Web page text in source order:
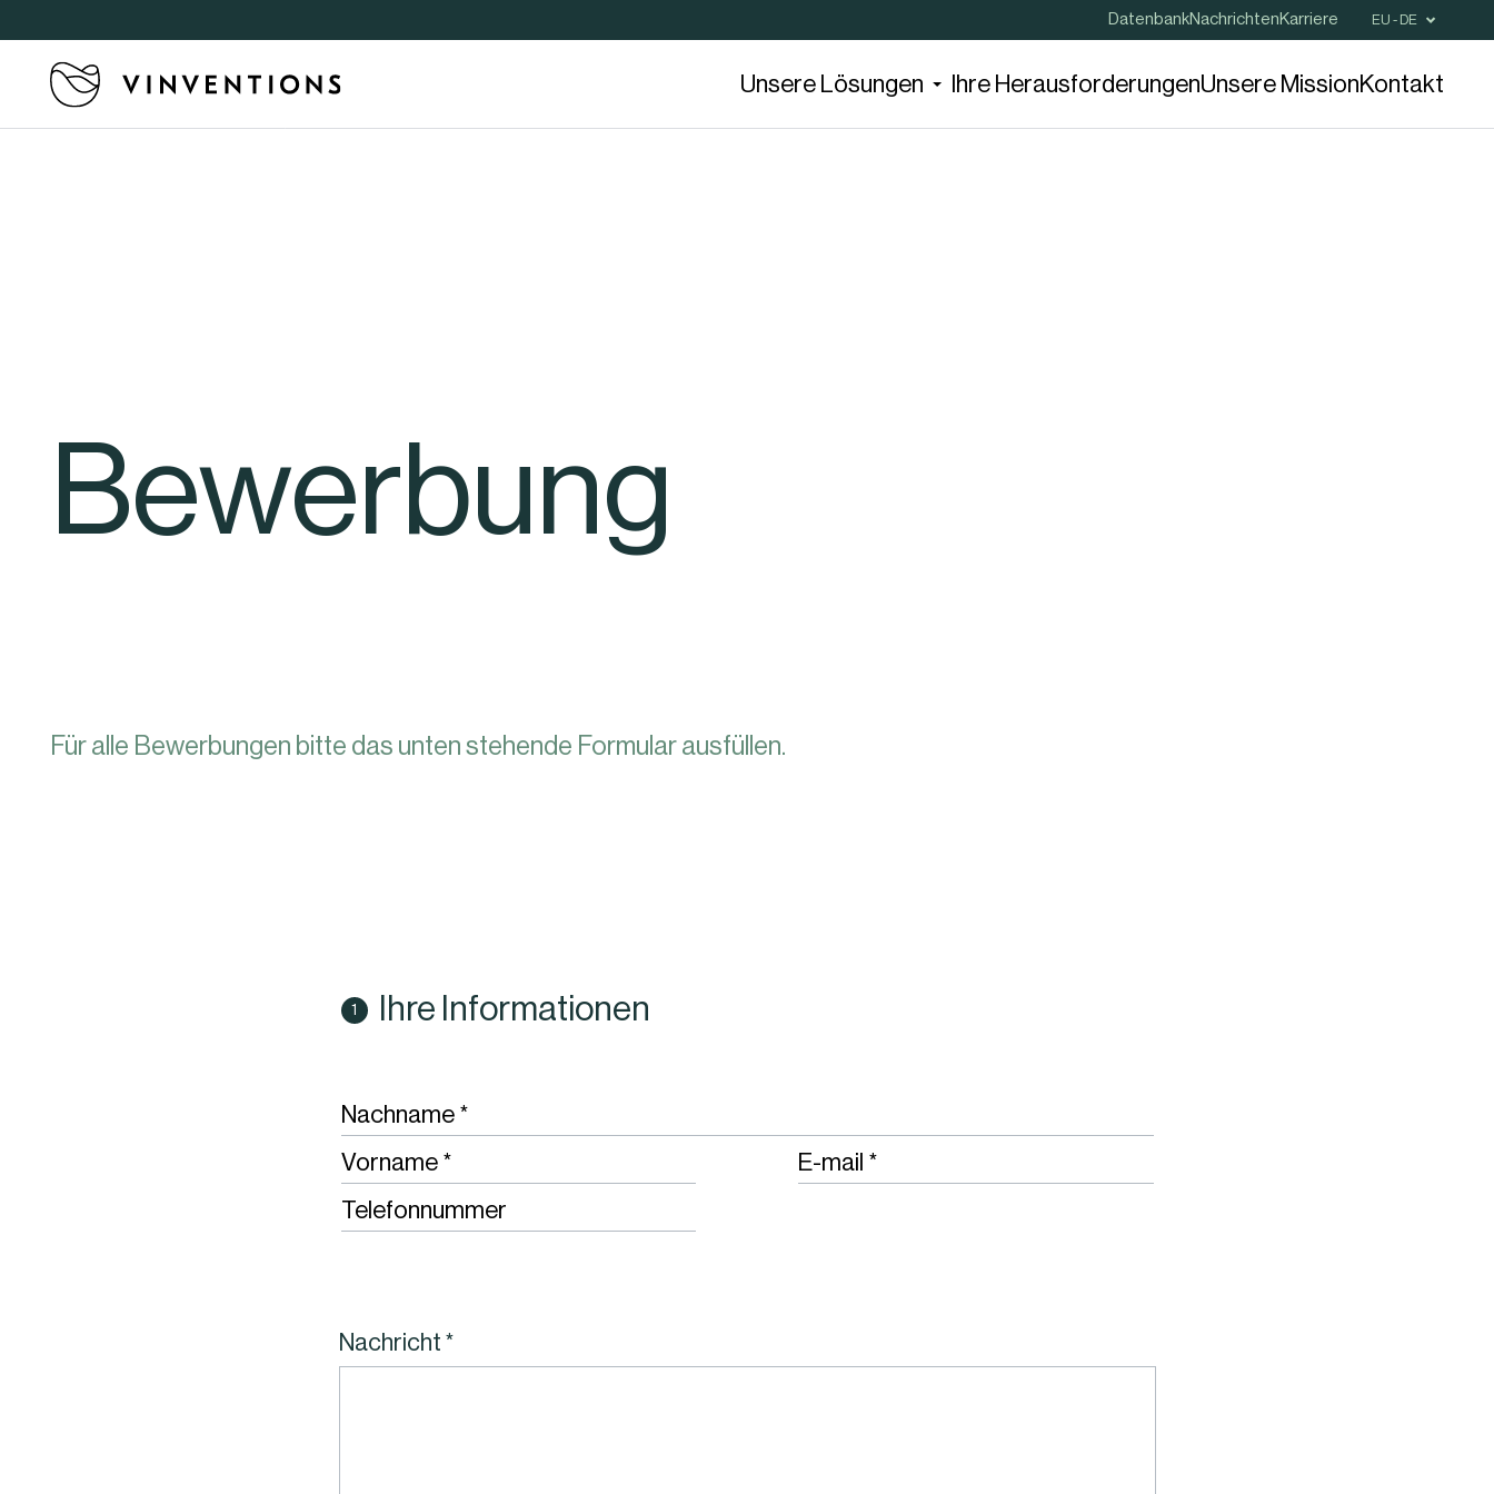
DatenbankNachrichten Karriere EU - DE
Unsere Lösungen Ihre HerausforderungenUnsere MissionKontakt
Bewerbung
Für alle Bewerbungen bitte das unten stehende Formular ausfüllen.
Ihre Informationen
Nachname Required
Vorname Required E-mail Required
Telefonnummer
Nachricht Required